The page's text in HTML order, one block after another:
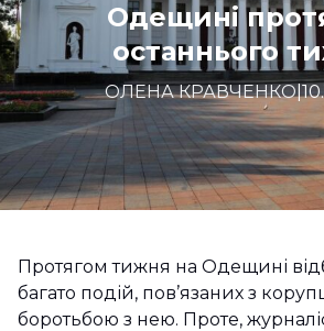
Одещині
останнього
ОЛЕНА КРАВЧЕНКО|
Протягом тижня на Одещині
багато подій, пов’язаних з
боротьбою з нею. Проте,